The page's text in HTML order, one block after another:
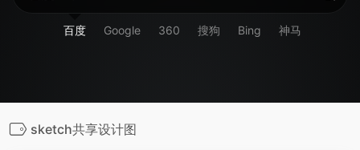
百度 Google 360 搜狗 Bing 神马
sketch共享设计图